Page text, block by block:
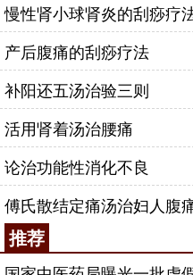
慢性肾小球肾炎的刮痧疗
产后腹痛的刮痧疗法
补阳还五汤治验三则
活用肾着汤治腰痛
论治功能性消化不良
傅氏散结定痛汤治妇人腹
推荐